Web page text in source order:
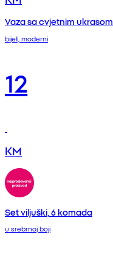
Vaza sa cvjetnim ukrasom
bijeli, moderni
12
KM
Set viljuški, 6 komada
u srebrnoj boji